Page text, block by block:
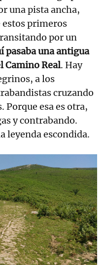
una pista ancha,
primeros
por un
pasaba una antigua
Camino Real. Hay
a los
cruzando
Porque esa es otra,
y contrabando.
leyenda escondida.